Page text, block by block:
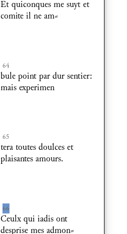
Et quiconques me suyt et
comite il ne am⸗
64
bule point par dur sentier:
mais experimen
65
tera toutes doulces et
plaisantes amours.
66
Ceulx qui iadis ont
desprise mes admon⸗